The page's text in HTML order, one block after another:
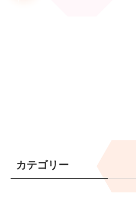
カテゴリー